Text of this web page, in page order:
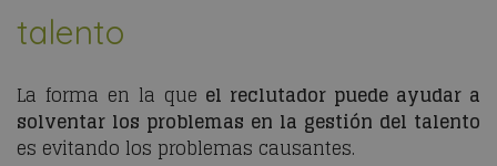
talento
La forma en la que el reclutador puede ayudar a
solventar los problemas en la gestión del talento
es evitando los problemas causantes.